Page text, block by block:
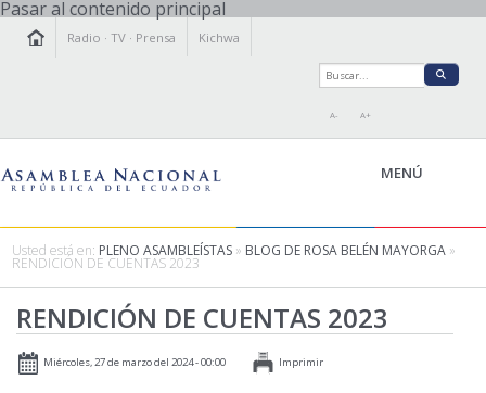
Pasar al contenido principal
Radio ·TV · Prensa Kichwa
A- A+
MENÚ
LEGISLAMOS
FISCALIZAMOS
TRANSPARENCIA
Usted está en: PLENO ASAMBLEÍSTAS » BLOG DE ROSA BELÉN MAYORGA »
RENDICIÓN DE CUENTAS 2023
RENDICIÓN DE CUENTAS 2023
Miércoles, 27 de marzo del 2024 - 00:00 Imprimir